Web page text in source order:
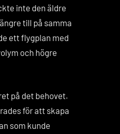
inte den äldre
till på samma
ett flygplan med
och högre
på det behovet.
för att skapa
som kunde